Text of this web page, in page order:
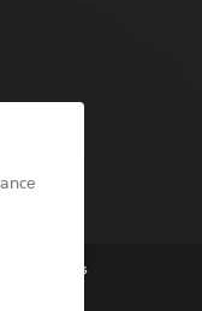
légales